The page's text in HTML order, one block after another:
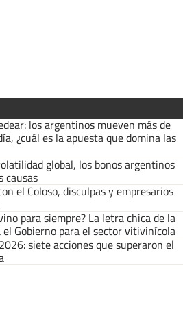
los argentinos mueven más de
¿cuál es la apuesta que domina las
global, los bonos argentinos
causas
el Coloso, disculpas y empresarios
para siempre? La letra chica de la
Gobierno para el sector vitivinícola
siete acciones que superaron el